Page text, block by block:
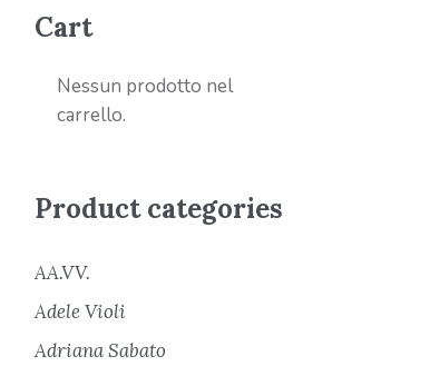
Cart
Nessun prodotto nel
carrello.
Product categories
AA.VV.
Adele Violi
Adriana Sabato